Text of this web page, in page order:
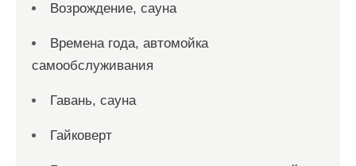
Возрождение, сауна
Времена года, автомойка
самообслуживания
Гавань, сауна
Гайковерт